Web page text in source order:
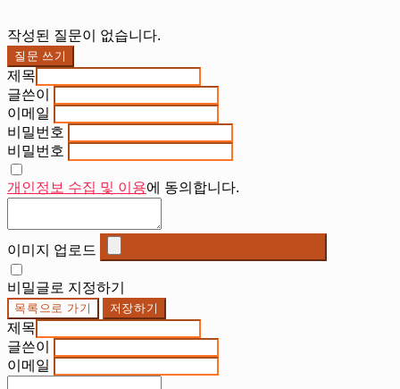
작성된 질문이 없습니다.
질문 쓰기
제목
글쓴이
이메일
비밀번호
비밀번호
개인정보 수집 및 이용에 동의합니다.
이미지 업로드
비밀글로 지정하기
목록으로 가기 저장하기
제목
글쓴이
이메일